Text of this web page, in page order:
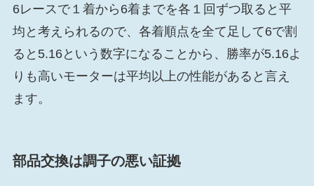
6レースで１着から6着までを各１回ずつ取ると平
均と考えられるので、各着順点を全て足して6で割
ると5.16という数字になることから、勝率が5.16よ
りも高いモーターは平均以上の性能があると言え
ます。
部品交換は調子の悪い証拠